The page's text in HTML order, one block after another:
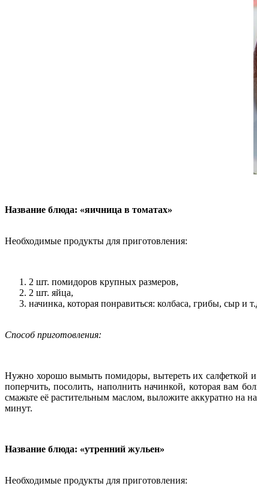
Название блюда: «яичница в томатах»
Необходимые продукты для приготовления:
2 шт. помидоров крупных размеров,
2 шт. яйца,
начинка, которая понравиться: колбаса, грибы, сыр и
Способ приготовления:
Нужно хорошо вымыть помидоры, вытереть их салфеткой
поперчить, посолить, наполнить начинкой, которая вам
смажьте её растительным маслом, выложите аккуратно на
минут.
Название блюда: «утренний жульен»
Необходимые продукты для приготовления: